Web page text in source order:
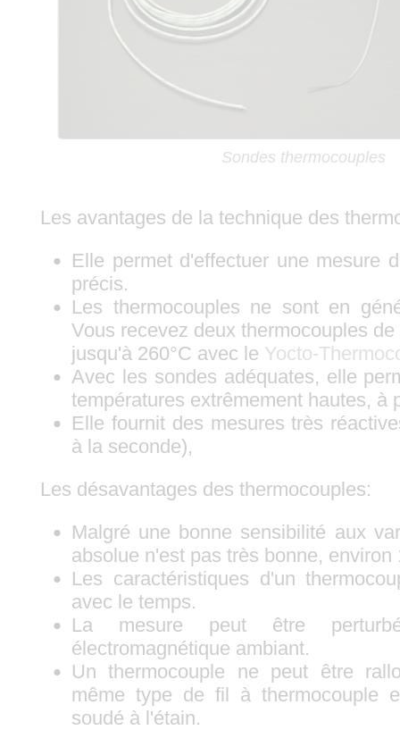
Sondes thermocouples
Les avantages de la technique des
Elle permet d'effectuer une mesure
précis.
Les thermocouples ne sont en
Vous recevez deux thermocouples
jusqu'à 260°C avec le Yocto-
Avec les sondes adéquates, elle
températures extrêmement hautes, à
Elle fournit des mesures très
à la seconde),
Les désavantages des thermocouples:
Malgré une bonne sensibilité aux
absolue n'est pas très bonne, environ
Les caractéristiques d'un
avec le temps.
La mesure peut être
électromagnétique ambiant.
Un thermocouple ne peut être
même type de fil à thermocouple
soudé à l'étain.